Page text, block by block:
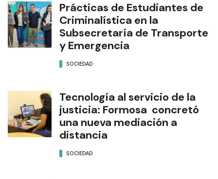
Prácticas de Estudiantes de
Criminalística en la
Subsecretaría de Transporte
y Emergencia
SOCIEDAD
Tecnología al servicio de la
justicia: Formosa concretó
una nueva mediación a
distancia
SOCIEDAD